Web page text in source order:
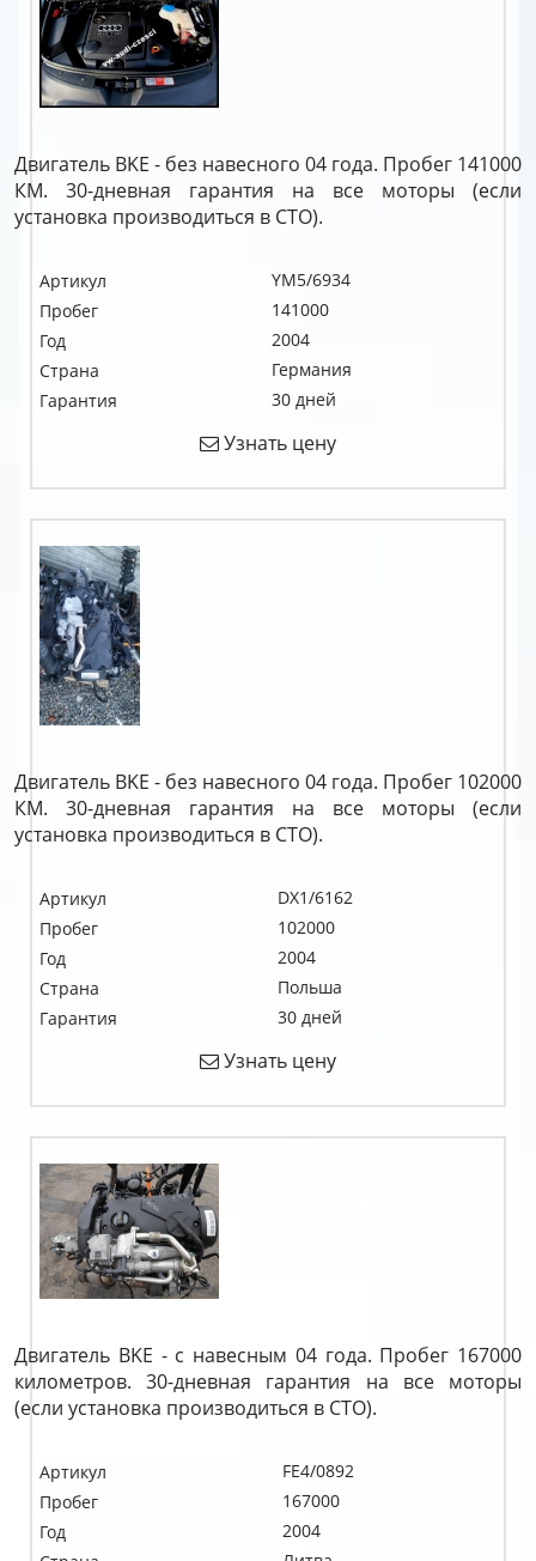
Двигатель BKE - без навесного 04 года. Пробег 141000
КМ. 30-дневная гарантия на все моторы (если
установка производиться в СТО).
Артикул
YM5/6934
Пробег
141000
Год
2004
Страна
Германия
Гарантия
30 дней
Узнать цену
Двигатель BKE - без навесного 04 года. Пробег 102000
КМ. 30-дневная гарантия на все моторы (если
установка производиться в СТО).
Артикул
DX1/6162
Пробег
102000
Год
2004
Страна
Польша
Гарантия
30 дней
Узнать цену
Двигатель BKE - с навесным 04 года. Пробег 167000
километров. 30-дневная гарантия на все моторы
(если установка производиться в СТО).
Артикул
FE4/0892
Пробег
167000
Год
2004